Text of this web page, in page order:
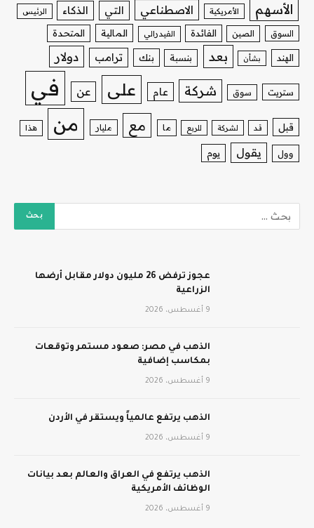
الأسهم الأمريكية الاصطناعي التي الذكاء الرئيس
السوق الصين الفائدة الفيدرالي المالية المتحدة
الهند بشأن بعد بنسبة بنك ترامب دولار
ستريت سوق شركة عام على عن في
قبل قد لشركة للربع ما مع مليار من هذا
وول يقول يوم
عجوز ترفض 26 مليون دولار مقابل أرضها
الزراعية
9 أغسطس، 2026
الذهب في مصر: صعود مستمر وتوقعات
بمكاسب إضافية
9 أغسطس، 2026
الذهب يرتفع عالمياً ويستقر في الأردن
9 أغسطس، 2026
الذهب يرتفع في العراق والعالم بعد بيانات
الوظائف الأمريكية
9 أغسطس، 2026